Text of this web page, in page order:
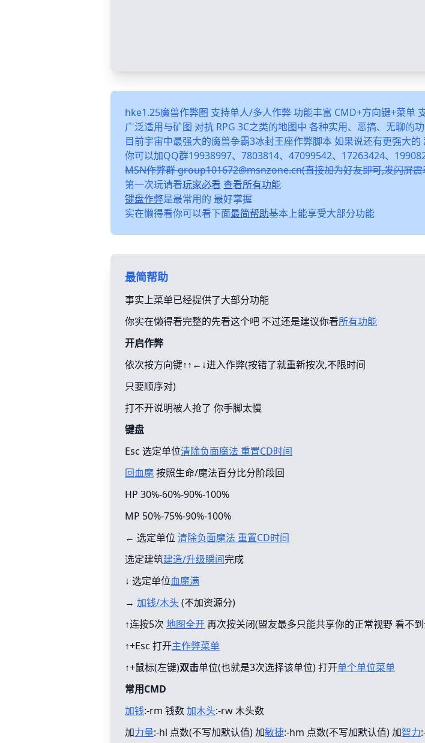
hke1.25魔兽作弊图 支持单人/多人作弊 功能丰富 CMD+方向键+菜单
广泛适用与矿图 对抗 RPG 3C之类的地图中 各种实用、恶搞、无聊的
目前宇宙中最强大的魔兽争霸3冰封王座作弊脚本 如果说还有更强大
你可以加QQ群19938997、7803814、47099542、17263424、
MSN作弊群 group101672@msnzone.cn(直接加为好友即可,发闪屏震
第一次玩请看玩家必看 查看所有功能
键盘作弊是最常用的 最好掌握
实在懒得看你可以看下面最简帮助基本上能享受大部分功能
最简帮助
事实上菜单已经提供了大部分功能
你实在懒得看完整的先看这个吧 不过还是建议你看所有功能
开启作弊
依次按方向键↑↑←↓进入作弊(按错了就重新按次,不限时间
只要顺序对)
打不开说明被人抢了 你手脚太慢
键盘
Esc 选定单位清除负面魔法 重置CD时间
回血魔按照生命/魔法百分比分阶段回
HP 30%-60%-90%-100%
MP 50%-75%-90%-100%
← 选定单位 清除负面魔法 重置CD时间
选定建筑建造/升级瞬间完成
↓ 选定单位血魔满
→ 加钱/木头(不加资源分)
↑连按5次 地图全开再次按关闭(盟友最多只能共享你的正常视野 看不
↑+Esc 打开主作弊菜单
↑+鼠标(左键)双击单位(也就是3次选择该单位) 打开单个单位菜单
常用CMD
加钱:-rm 钱数加木头:-rw 木头数
加力量:-hl 点数(不写加默认值) 加敏捷:-hm 点数(不写加默认值) 加智力